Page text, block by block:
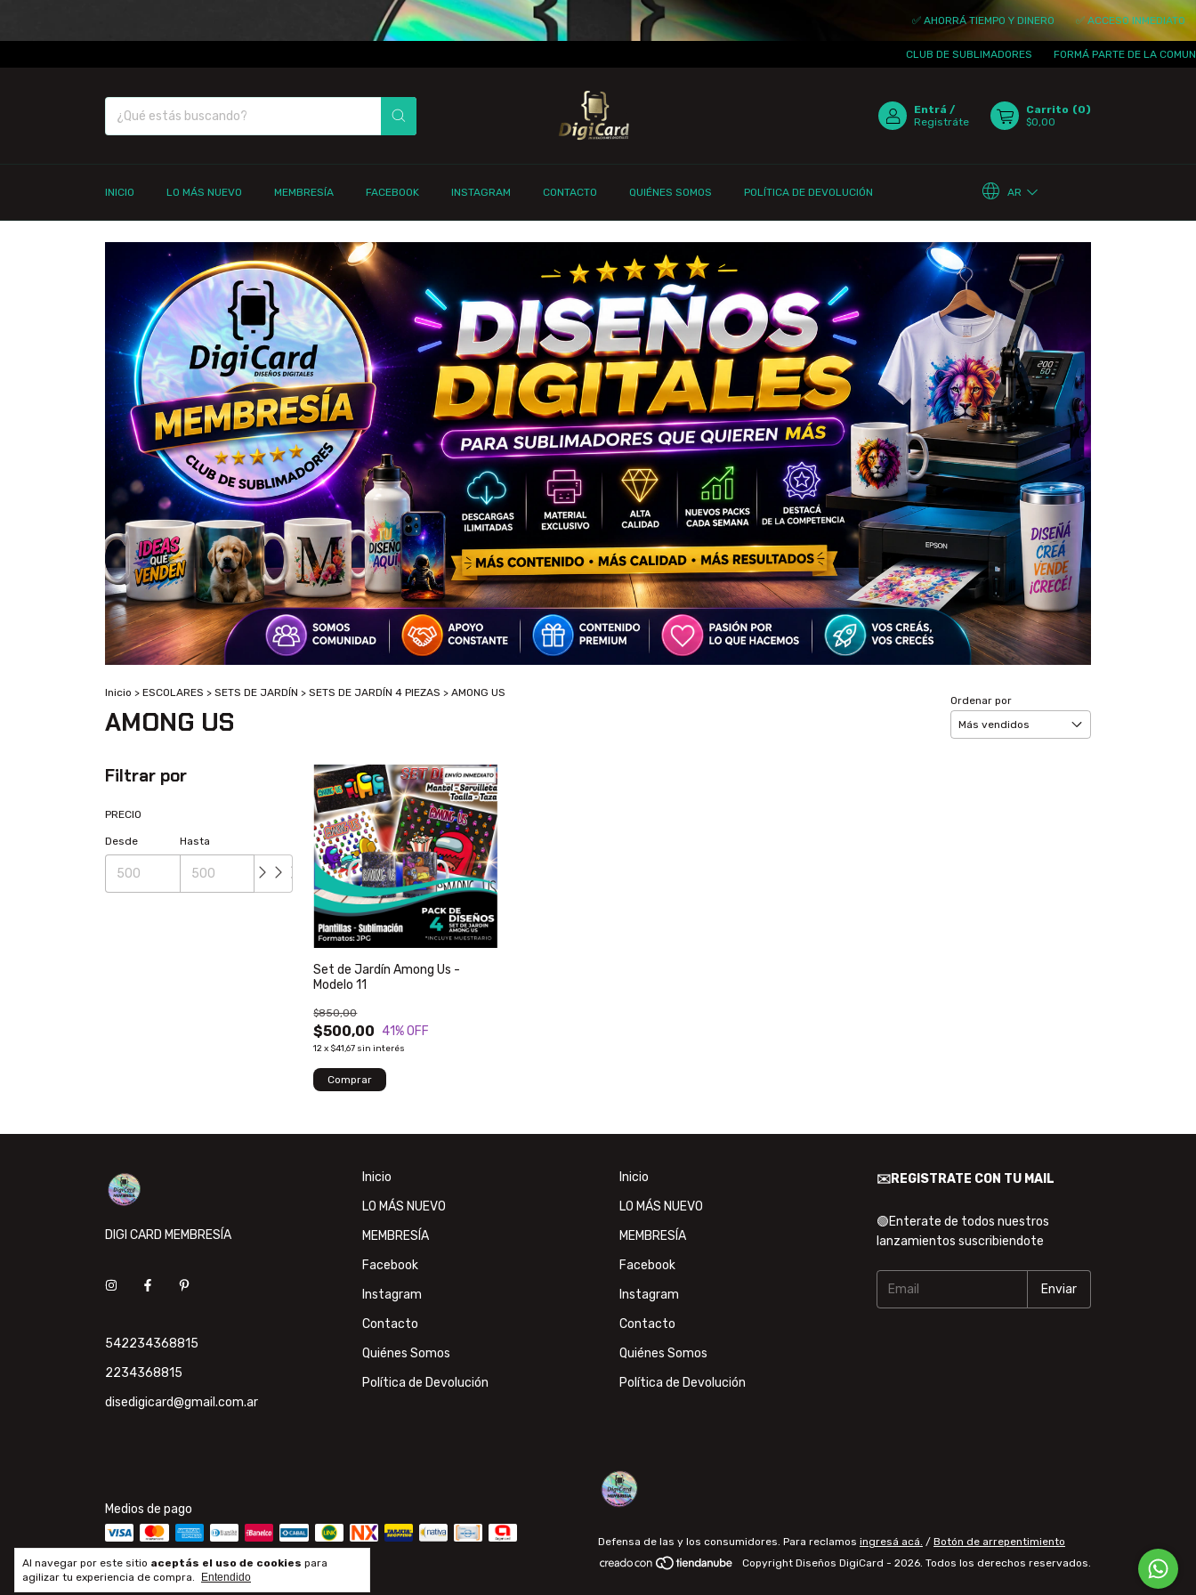
✅ AHORRÁ TIEMPO Y DINERO ✅ ACCESO INMEDIATO ✅
CLUB DE SUBLIMADORES FORMÁ PARTE DE LA COMUNIDAD
Entrá /
Registráte
Carrito (0)
$0,00
INICIO LO MÁS NUEVO MEMBRESÍA FACEBOOK INSTAGRAM CONTACTO QUIÉNES SOMOS POLÍTICA DE DEVOLUCIÓN AR
Al navegar por este sitio aceptás el uso de cookies para
agilizar tu experiencia de compra.
Entendido
Inicio > ESCOLARES > SETS DE JARDÍN > SETS DE JARDÍN 4 PIEZAS > AMONG US
AMONG US
Ordenar por
Filtrar por
PRECIO
Desde Hasta
Set de Jardín Among Us -
Modelo 11
$500,00
$850,00
41% OFF
12x $41,67 sin interés
DIGI CARD MEMBRESÍA
542234368815
2234368815
disedigicard@gmail.com.ar
Inicio
LO MÁS NUEVO
MEMBRESÍA
Facebook
Instagram
Contacto
Quiénes Somos
Política de Devolución
Inicio
LO MÁS NUEVO
MEMBRESÍA
Facebook
Instagram
Contacto
Quiénes Somos
Política de Devolución
✉️REGISTRATE CON TU MAIL
🟢Enterate de todos nuestros
lanzamientos suscribiendote
Medios de pago
Defensa de las y los consumidores. Para reclamos ingresá acá. / Botón de arrepentimiento
Copyright Diseños DigiCard - 2026. Todos los derechos reservados.